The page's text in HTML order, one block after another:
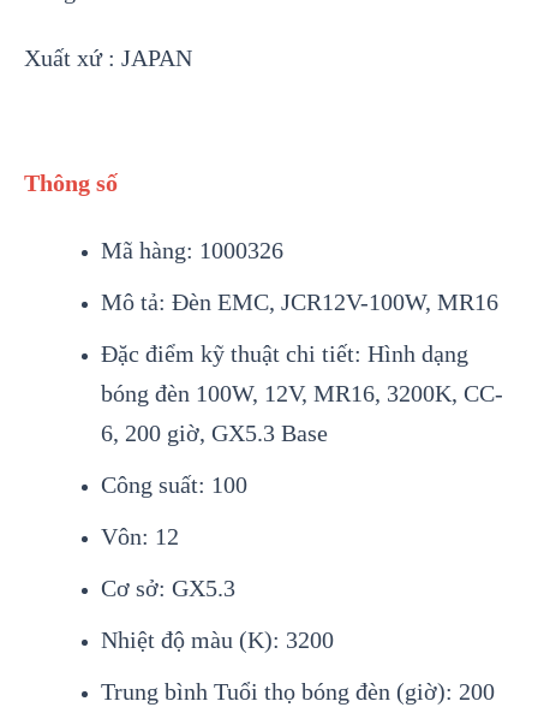
Xuất xứ : JAPAN
Thông số
Mã hàng: 1000326
Mô tả: Đèn EMC, JCR12V-100W, MR16
Đặc điểm kỹ thuật chi tiết: Hình dạng
bóng đèn 100W, 12V, MR16, 3200K, CC-
6, 200 giờ, GX5.3 Base
Công suất: 100
Vôn: 12
Cơ sở: GX5.3
Nhiệt độ màu (K): 3200
Trung bình Tuổi thọ bóng đèn (giờ): 200